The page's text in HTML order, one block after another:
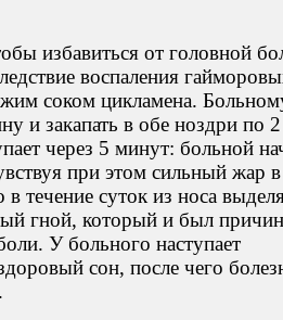
избавиться от головной
воспаления
соком цикламена.
и закапать в обе ноздри по
через 5 минут: больной
при этом сильный жар в
в течение суток из носа
гной, который и был
У больного наступает
сон, после чего